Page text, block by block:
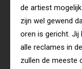
de artiest
zijn wel gewend
oren is gericht.
alle reclames in
zullen de meeste